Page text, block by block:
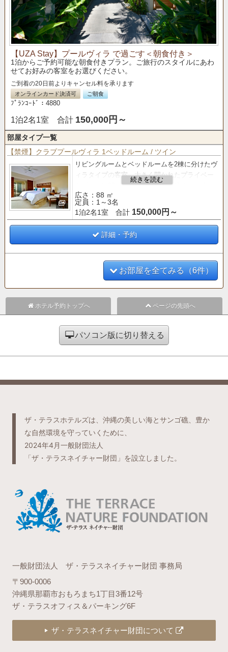
【UZA Stay】プールヴィラ で過ごす＜朝食付き＞
1泊からご予約可能な朝食付きプラン。ご旅行のスタイルにあわ
せてお好みの客室をお選びください。
ご到着の20日前よりキャンセル料を承ります
オンラインカード決済可 ご朝食
ﾌﾟﾗﾝｺｰﾄﾞ：4880
1泊2名1室 合計 150,000円～
部屋タイプ一覧
【禁煙】クラブプールヴィラ 1ベッドルーム / ツイン
リビングルームとベッドルームを2棟に分けたヴ
ィラタイプの客室。大きく開かれたプライベー
トプールに88㎡のゆったりとした広さと、光と
風が通り抜けるオープンエアな空間が魅力。
【クラブサービスのご案内】
○ティータイム（14:00～16:00）
○アペリティフタイム（17:00～19:00）
広さ：88 ㎡
定員：1～3名
1泊2名1室 合計 150,000円～
詳細・予約
お部屋を全てみる（6件）
ホテル予約トップへ ページの先頭へ
パソコン版に切り替える
ザ・テラスホテルズは、沖縄の美しい海とサンゴ礁、豊か
な自然環境を守っていくために、
2024年4月一般財団法人
「ザ・テラスネイチャー財団」を設立しました。
一般財団法人 ザ・テラスネイチャー財団 事務局
〒900-0006
沖縄県那覇市おもろまち1丁目3番12号
ザ・テラスオフィス＆パーキング6F
ザ・テラスネイチャー財団について